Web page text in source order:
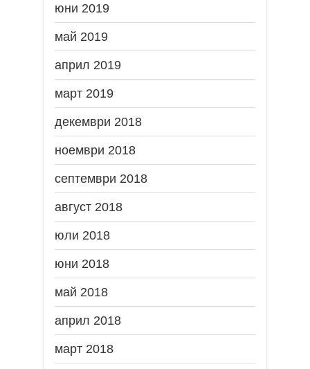
юни 2019
май 2019
април 2019
март 2019
декември 2018
ноември 2018
септември 2018
август 2018
юли 2018
юни 2018
май 2018
април 2018
март 2018